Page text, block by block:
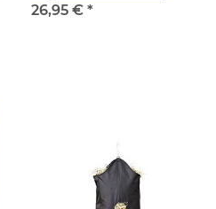
26,95 € *